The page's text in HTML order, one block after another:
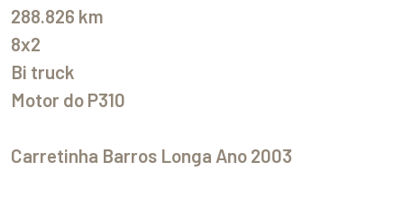
288.826 km
8x2
Bi truck
Motor do P310
Carretinha Barros Longa Ano 2003